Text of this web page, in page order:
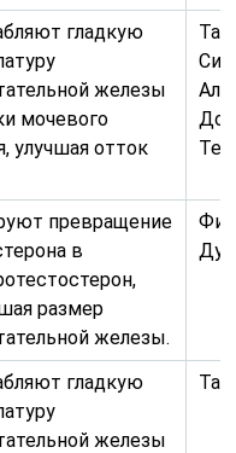
гладкую
железы
мочевого
улучшая отток
превращение
в
размер
железы.
гладкую
железы